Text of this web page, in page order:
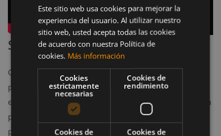
Sentadilla búlgara
Cuando la sentadilla clásica sea demasiado sencilla
para ti, entonces la sentadilla búlgara se encontrará
en el siguiente añadido de tu rutina de calistenia para
piernas. Para hacerla tendrás que apoyar una de tus
piernas en otro objeto, generalmente una silla, y
Este sitio web usa cookies para mejorar la
experiencia del usuario. Al utilizar nuestro
sitio web, usted acepta todas las cookies
de acuerdo con nuestra Política de
cookies. Más información
Cookies
estrictamente
necesarias
Cookies de
rendimiento
Cookies de
Cookies de